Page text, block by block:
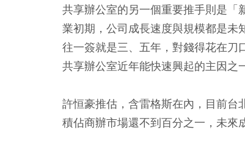
共享辦公室的另一個重要推手則是「
業初期，公司成長速度與規模都是未
往一簽就是三、五年，對錢得花在刀
共享辦公室近年能快速興起的主因之
許恒豪推估，含雷格斯在內，目前台
積佔商辦市場還不到百分之一，未來